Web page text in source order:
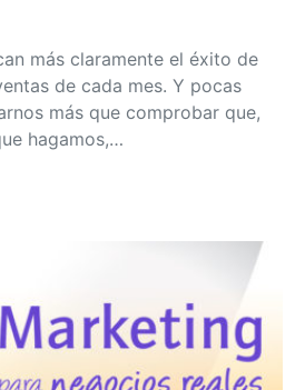
más claramente el éxito de
de cada mes. Y pocas
más que comprobar que,
hagamos,…